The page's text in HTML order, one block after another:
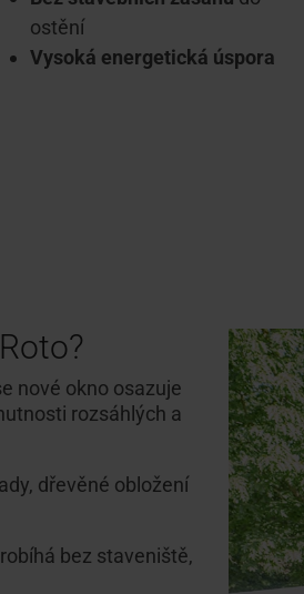
ostění
Vysoká energetická úspora
nové okno osazuje
rozsáhlých a
dřevěné obložení
bez staveniště,